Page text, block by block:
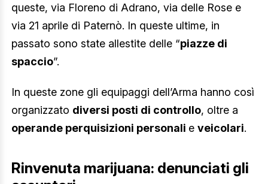
queste, via Floreno di Adrano, via delle Rose e
via 21 aprile di Paternò. In queste ultime, in
passato sono state allestite delle “piazze di
spaccio”.
In queste zone gli equipaggi dell’Arma hanno così
organizzato diversi posti di controllo, oltre a
operande perquisizioni personali e veicolari.
Rinvenuta marijuana: denunciati gli